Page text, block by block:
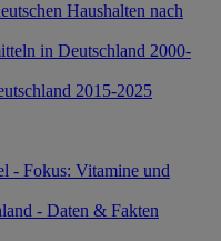
Haushalten nach
in Deutschland 2000-
2015-2025
- Fokus: Vitamine und
- Daten & Fakten